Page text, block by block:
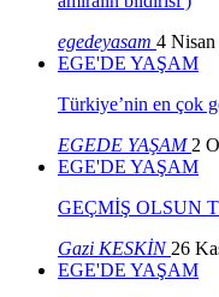
egedeyasam 4 Nisan
EGE'DE YAŞAM
Türkiye’nin en çok
EGEDE YAŞAM 2
EGE'DE YAŞAM
GEÇMİŞ OLSUN
Gazi KESKİN 26
EGE'DE YAŞAM